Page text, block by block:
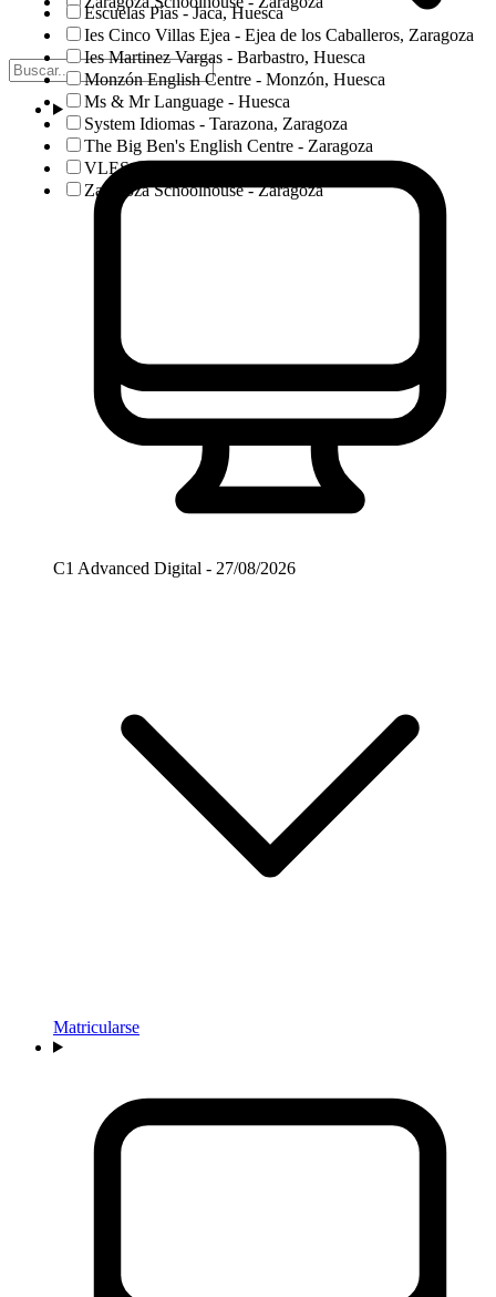
Escuelas Pías - Jaca, Huesca
Ies Cinco Villas Ejea - Ejea de los Caballeros, Zaragoza
Ies Martinez Vargas - Barbastro, Huesca
Monzón English Centre - Monzón, Huesca
Ms & Mr Language - Huesca
System Idiomas - Tarazona, Zaragoza
The Big Ben's English Centre - Zaragoza
VLES - Huesca
Zaragoza Schoolhouse - Zaragoza
C1 Advanced Digital - 27/08/2026
Matricularse